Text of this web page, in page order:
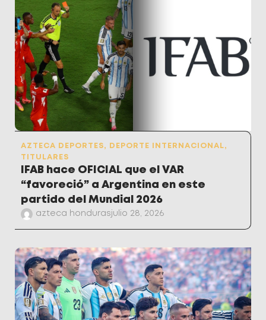
AZTECA DEPORTES, DEPORTE INTERNACIONAL,
TITULARES
IFAB hace OFICIAL que el VAR
“favoreció” a Argentina en este
partido del Mundial 2026
azteca honduras julio 28, 2026